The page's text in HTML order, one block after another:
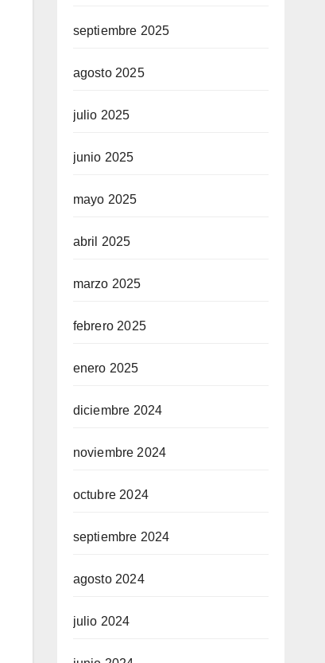
septiembre 2025
agosto 2025
julio 2025
junio 2025
mayo 2025
abril 2025
marzo 2025
febrero 2025
enero 2025
diciembre 2024
noviembre 2024
octubre 2024
septiembre 2024
agosto 2024
julio 2024